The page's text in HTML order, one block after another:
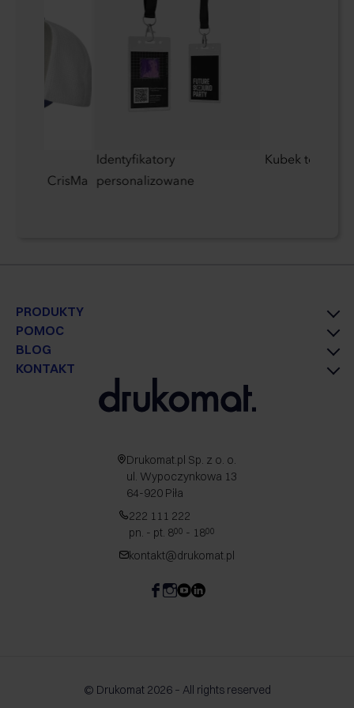
paneli CrisMa
Identyfikatory
personalizowane
Kubek
PRODUKTY
POMOC
BLOG
KONTAKT
Drukomat.pl Sp. z o. o.
ul. Wypoczynkowa 13
64-920 Piła
222 111 222
pn. - pt. 800 - 1800
kontakt@drukomat.pl
© Drukomat 2026 – All rights reserved